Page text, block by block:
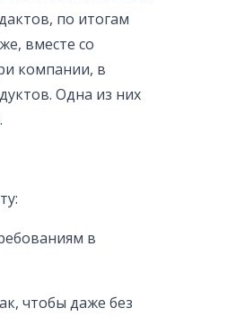
по итогам
вместе со
компании, в
Одна из них
в
чтобы даже без